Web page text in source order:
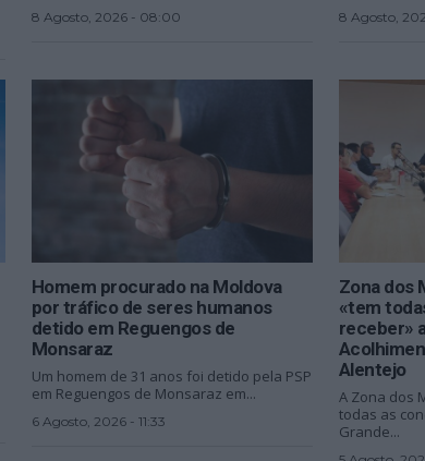
8 Agosto, 2026 - 08:00 8 Agosto,
Homem procurado na Moldova
por tráfico de seres humanos
detido em Reguengos de
Monsaraz
Um homem de 31 anos foi detido pela PSP
em Reguengos de Monsaraz em...
6 Agosto, 2026 - 11:33
Zona dos
«tem
receber»
Alentejo
A Zona dos
todas as
Grande...